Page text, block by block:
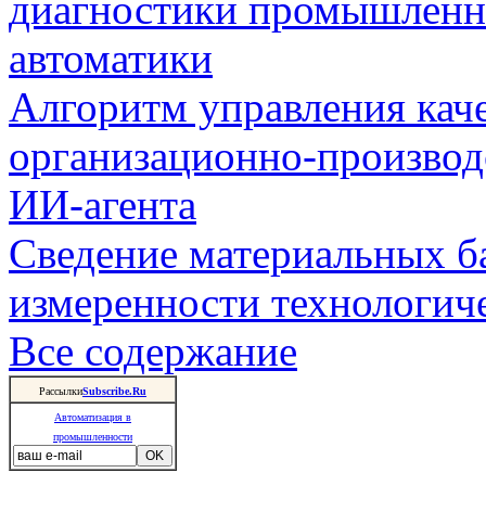
автоматики
Алгоритм управления
организационно-
ИИ-агента
Сведение материальных
измеренности
Все содержание
РассылкиSubscribe.Ru
Автоматизация в
промышленности